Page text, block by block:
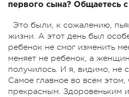
первого сына? Общаетесь с
Это были, к сожалению,
жизни. А этот день был
ребенок не смог изменить
меняет не ребенок, а
получилось. И я, видимо, не
Самое главное во всем
прекрасным. Здоровеньким